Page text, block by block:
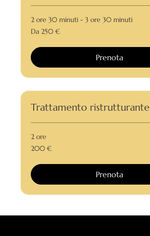
2 ore 30 minuti - 3 ore 30 minuti
Da
250
Da 250 €
Prenota
Trattamento ristrutturante
2 ore
200
euro
200 €
Prenota